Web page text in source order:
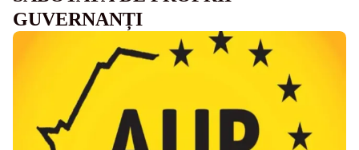
GUVERNANȚI